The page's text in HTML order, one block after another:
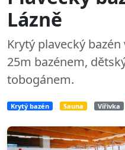
Lázně
Krytý plavecký
25m bazénem,
tobogánem.
Krytý bazén Sauna Vířivka